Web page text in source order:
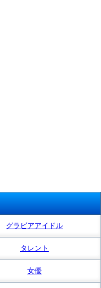
グラビアアイドル
タレント
女優